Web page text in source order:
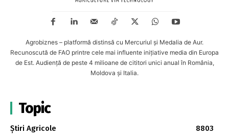
Agrobiznes – platformă distinsă cu Mercuriul și Medalia de Aur.
Recunoscută de FAO printre cele mai influente inițiative media din Europa
de Est. Audiență de peste 4 milioane de cititori unici anual în România,
Moldova și Italia.
Topic
Știri Agricole
8803